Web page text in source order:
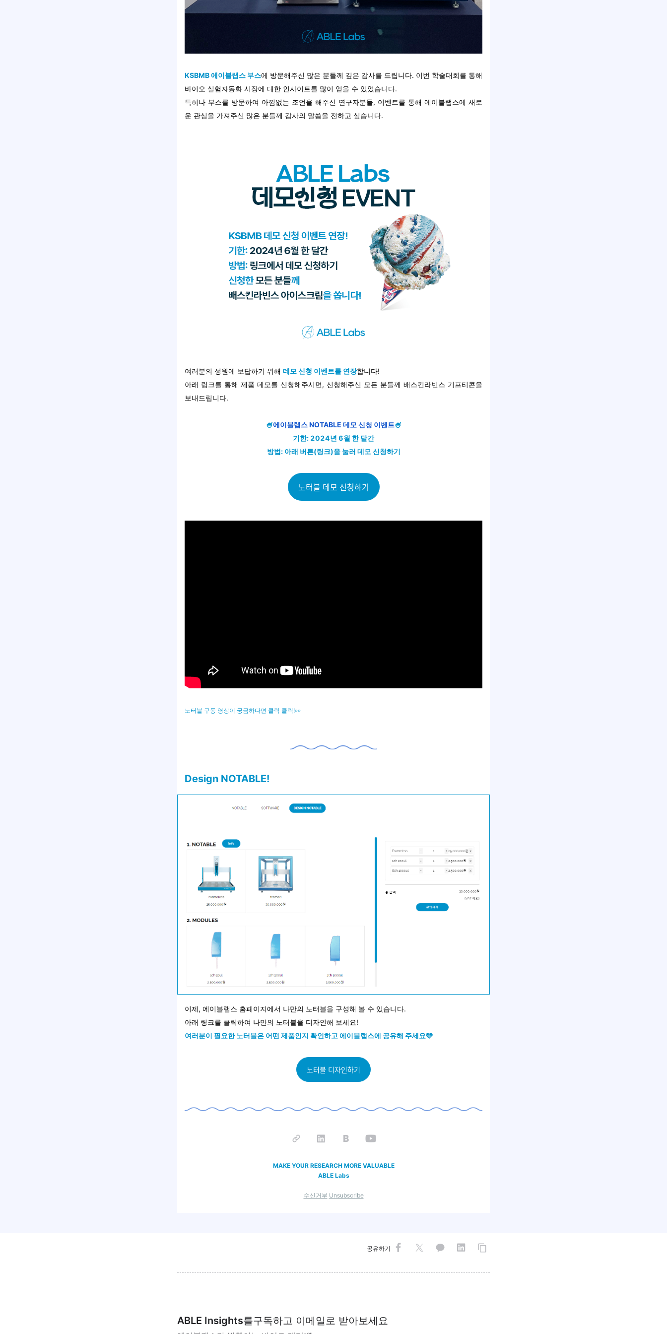
KSBMB 에이블랩스 부스에 방문해주신 많은 분들께 깊은 감사를 드립니다. 이번 학술대회를 통해
바이오 실험자동화 시장에 대한 인사이트를 많이 얻을 수 있었습니다.
특히나 부스를 방문하여 아낌없는 조언을 해주신 연구자분들, 이벤트를 통해 에이블랩스에 새로
운 관심을 가져주신 많은 분들께 감사의 말씀을 전하고 싶습니다.
여러분의 성원에 보답하기 위해 데모 신청 이벤트를 연장합니다!
아래 링크를 통해 제품 데모를 신청해주시면, 신청해주신 모든 분들께 배스킨라빈스 기프티콘을
보내드립니다.
🍧에이블랩스 NOTABLE 데모 신청 이벤트🍧
기한: 2024년 6월 한 달간
방법: 아래 버튼(링크)을 눌러 데모 신청하기
노터블 데모 신청하기
노터블 구동 영상이 궁금하다면 클릭 클릭!👀
Design NOTABLE!
이제, 에이블랩스 홈페이지에서 나만의 노터블을 구성해 볼 수 있습니다.
아래 링크를 클릭하여 나만의 노터블을 디자인해 보세요!
여러분이 필요한 노터블은 어떤 제품인지 확인하고 에이블랩스에 공유해 주세요🩵
노터블 디자인하기
MAKE YOUR RESEARCH MORE VALUABLE
ABLE Labs
수신거부 Unsubscribe
공유하기
ABLE Insights를구독하고 이메일로 받아보세요